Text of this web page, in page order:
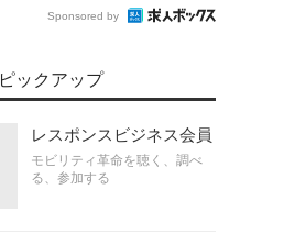
Sponsored by
ピックアップ
レスポンスビジネス会員
モビリティ革命を聴く、調べ
る、参加する